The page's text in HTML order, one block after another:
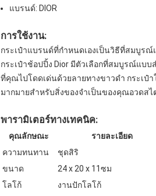
แบรนด์: DIOR
การใช้งาน:
กระเป๋าแบรนด์ที่กำหนดเองเป็นวิธีที่สมบูร
กระเป๋าช้อปปิ้ง Dior มีตัวเลือกที่สมบูรณ์แบ
ที่คุณไปโดดเด่นด้วยลายทางขาวดำ กระเป๋
มากมายสำหรับสิ่งของจำเป็นของคุณอวดส
พารามิเตอร์ทางเทคนิค:
คุณลักษณะ
รายละเอียด
ความทนทาน
ชุดสิริ
ขนาด
24 x 20 x 11ซม
โลโก้
งานปักโลโก้